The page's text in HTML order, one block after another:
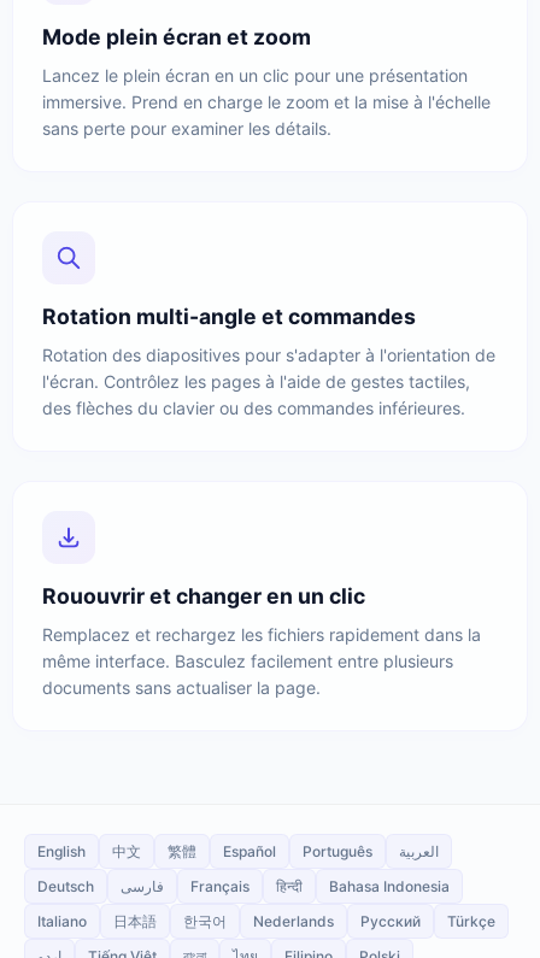
Mode plein écran et zoom
Lancez le plein écran en un clic pour une présentation
immersive. Prend en charge le zoom et la mise à l'échelle
sans perte pour examiner les détails.
Rotation multi-angle et commandes
Rotation des diapositives pour s'adapter à l'orientation de
l'écran. Contrôlez les pages à l'aide de gestes tactiles,
des flèches du clavier ou des commandes inférieures.
Rououvrir et changer en un clic
Remplacez et rechargez les fichiers rapidement dans la
même interface. Basculez facilement entre plusieurs
documents sans actualiser la page.
English 中文 繁體 Español Português
العربية
Deutsch
فارسی Français हिन्दी
Bahasa Indonesia
Italiano
日本語 한국어 Nederlands Русский
Türkçe